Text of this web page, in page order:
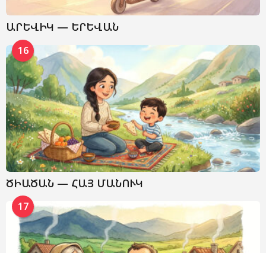
ԱՐԵՎԻԿ — ԵՐԵՎԱՆ
16
ԾԻԱԾԱՆ — ՀԱՅ ՄԱՆՈՒԿ
17